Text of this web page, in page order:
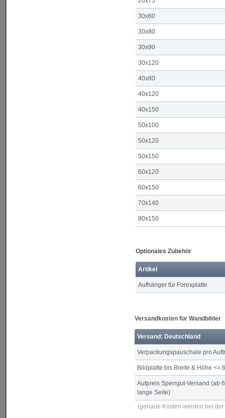
30x60
30x80
30x90
30x120
40x80
40x120
40x150
50x100
50x120
50x150
60x120
60x150
70x140
80x150
Optionales Zubehör
Artikel
Aufhänger für Forexplatte
Versandkosten für Wandbilder
Versand: Deutschland
Verpackungspauschale pro
Bildplatte bis Breite & Höhe <=
Aufpreis Sperrgut-Versand (ab
lange Seite)
(genaue Kosten werden bei